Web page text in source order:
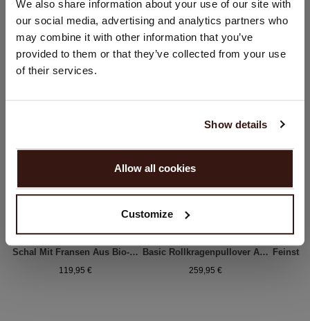
We also share information about your use of our site with
our social media, advertising and analytics partners who
may combine it with other information that you’ve
provided to them or that they’ve collected from your use
of their services.
Show details
Allow all cookies
Customize
DAS KÖNNTE IHNEN AUCH GEFALLEN
Schal Mit Fransen Aus Bio-Kaschmir
119,95 €
Basic Rollkragenpullover Aus Bio-Kaschmir
259,95 €
Möchten Sie Ihre Standort aktualisieren?
Vereinigte Staaten ($)
WEITER